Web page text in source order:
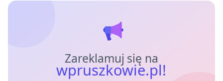
Zareklamuj się na
wpruszkowie.pl!